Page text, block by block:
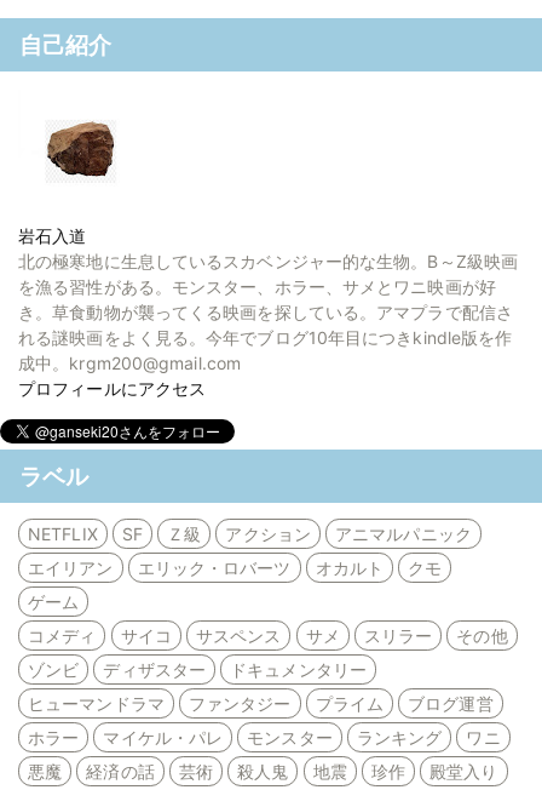
自己紹介
岩石入道
北の極寒地に生息しているスカベンジャー的な生物。B～Z級映画
を漁る習性がある。モンスター、ホラー、サメとワニ映画が好
き。草食動物が襲ってくる映画を探している。アマプラで配信さ
れる謎映画をよく見る。今年でブログ10年目につきkindle版を作
成中。krgm200@gmail.com
プロフィールにアクセス
ラベル
NETFLIX SF Ｚ級 アクション
アニマルパニック
エイリアン
エリック・ロバーツ オカルト
クモ
ゲーム
コメディ
サイコ サスペンス サメ スリラー
その他
ゾンビ
ディザスター
ドキュメンタリー
ヒューマンドラマ
ファンタジー プライム
ブログ運営
ホラー
マイケル・パレ モンスター ランキング
ワニ
悪魔
経済の話 芸術 殺人鬼 地震 珍作 殿堂入り